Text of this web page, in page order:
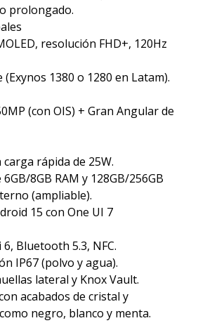
prolongado.
resolución FHD+, 120Hz
1380 o 1280 en Latam).
(con OIS) + Gran Angular de
rápida de 25W.
8GB RAM y 128GB/256GB
(ampliable).
15 con One UI 7
6, Bluetooth 5.3, NFC.
IP67 (polvo y agua).
lateral y Knox Vault.
acabados de cristal y
negro, blanco y menta.